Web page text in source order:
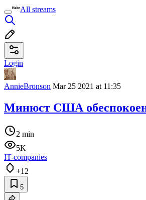
All streams
Login
AnnieBronson Mar 25 2021 at 11:35
Минюст США обеспокоен
2 min
5K
IT-companies
+12
5